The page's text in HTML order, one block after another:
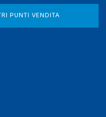
PUNTI VENDITA